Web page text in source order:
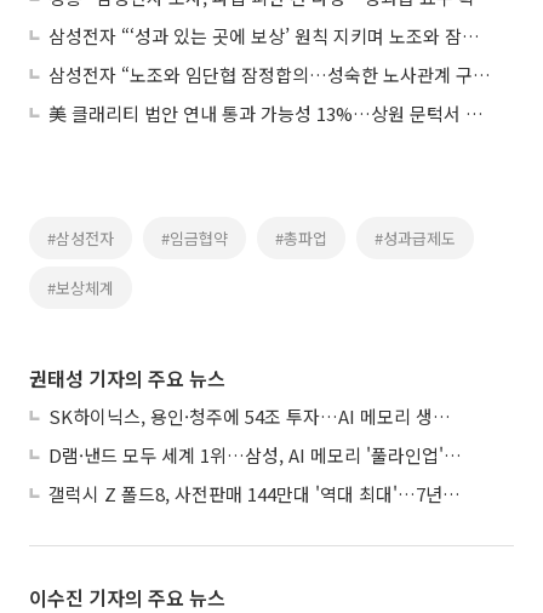
삼성전자 “‘성과 있는 곳에 보상’ 원칙 지키며 노조와 잠정 합의”
삼성전자 “노조와 임단협 잠정합의…성숙한 노사관계 구축할 것”
美 클래리티 법안 연내 통과 가능성 13%…상원 문턱서 제동
#삼성전자 #임금협약 #총파업 #성과급제도
#보상체계
권태성 기자의 주요 뉴스
SK하이닉스, 용인·청주에 54조 투자…AI 메모리 생산기지 키운다
D램·낸드 모두 세계 1위…삼성, AI 메모리 '풀라인업'으로 승부
갤럭시 Z 폴드8, 사전판매 144만대 '역대 최대'…7년만에 갤노트10 기록 넘어
이수진 기자의 주요 뉴스